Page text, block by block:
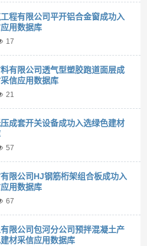
程有限公司平开铝合金窗成功入
用数据库
17
有限公司透气型塑胶跑道面层成
信应用数据库
21
成套开关设备成功入选绿色建材
57
限公司HJ钢筋桁架组合板成功入
用数据库
67
限公司包河分公司预拌混凝土产
材采信应用数据库